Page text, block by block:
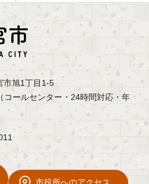
旭1丁目1-5
ールセンター・24時間対応・年